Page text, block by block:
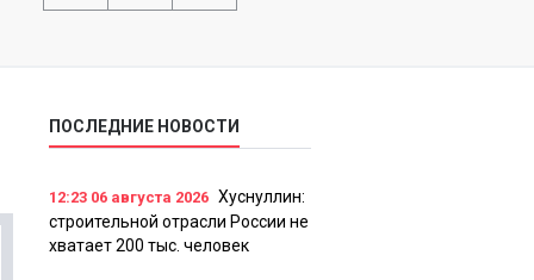
ПОСЛЕДНИЕ НОВОСТИ
12:23 06 августа 2026 Хуснуллин:
строительной отрасли России не
хватает 200 тыс. человек